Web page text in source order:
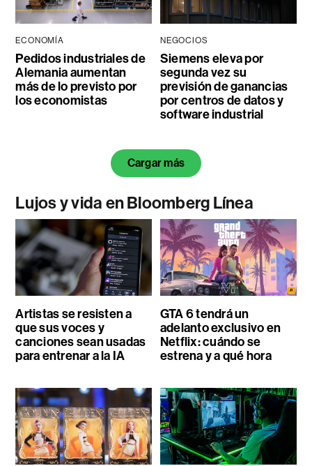
ECONOMÍA
Pedidos industriales de
Alemania aumentan
más de lo previsto por
los economistas
NEGOCIOS
Siemens eleva por
segunda vez su
previsión de ganancias
por centros de datos y
software industrial
Cargar más
Lujos y vida en Bloomberg Línea
Artistas se resisten a
que sus voces y
canciones sean usadas
para entrenar a la IA
GTA 6 tendrá un
adelanto exclusivo en
Netflix: cuándo se
estrena y a qué hora